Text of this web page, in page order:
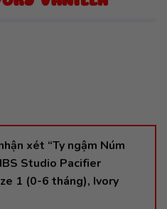
xét “Ty ngậm Núm
Studio Pacifier
1 (0-6 tháng), Ivory